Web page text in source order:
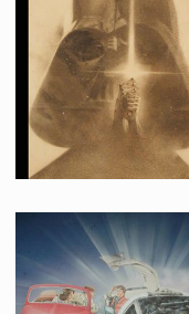
Projet d'affiche original, Vador/Luc/Ben, par Tom Jung pour La Guerre des Étoiles
Fait pour la promotion
Projet d'affiche original, Vador & sabre, par Tom Jung pour La Guerre des Étoiles